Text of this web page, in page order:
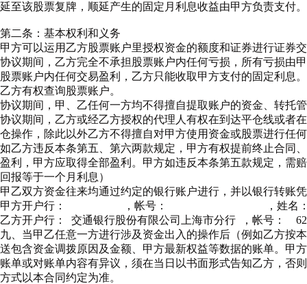
延至该股票复牌，顺延产生的固定月利息收益由甲方负责支付。
第二条：基本权利和义务
甲方可以运用乙方股票账户里授权资金的额度和证券进行证券
协议期间，乙方完全不承担股票账户内任何亏损，所有亏损由
股票账户内任何交易盈利，乙方只能收取甲方支付的固定利息。
乙方有权查询股票账户。
协议期间，甲、乙任何一方均不得擅自提取账户的资金、转托
协议期间，乙方或经乙方授权的代理人有权在到达平仓线或者
仓操作，除此以外乙方不得擅自对甲方使用资金或股票进行任
如乙方违反本条第五、第六两款规定，甲方有权提前终止合同
盈利，甲方应取得全部盈利。甲方如违反本条第五款规定，需
回报等于一个月利息）
甲乙双方资金往来均通过约定的银行账户进行，并以银行转账
甲方开户行： ，帐号： ，姓
乙方开户行：
交通银行股份有限公司上海市分行 ，帐号：
九、当甲乙任意一方进行涉及资金出入的操作后（例如乙方按
送包含资金调拨原因及金额、甲方最新权益等数据的账单。甲
账单或对账单内容有异议，须在当日以书面形式告知乙方，否
方式以本合同约定为准。